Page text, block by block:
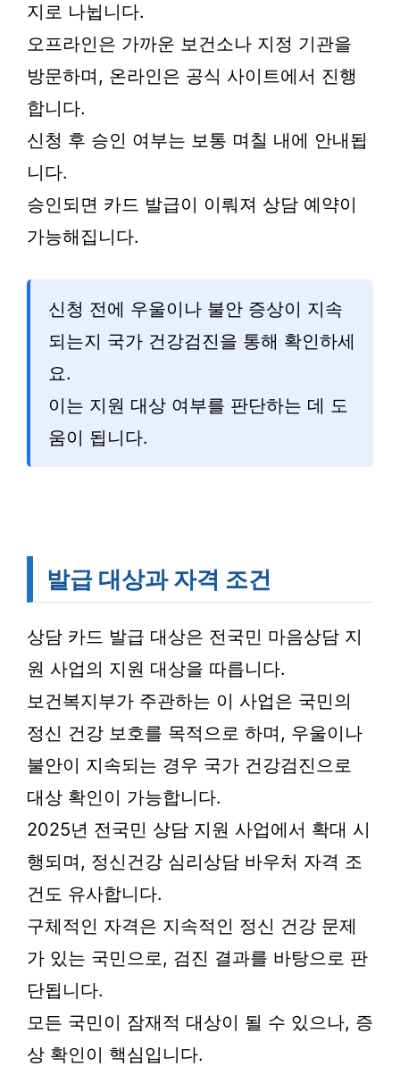
지로 나뉩니다.
오프라인은 가까운 보건소나 지정 기관을
방문하며, 온라인은 공식 사이트에서 진행
합니다.
신청 후 승인 여부는 보통 며칠 내에 안내됩
니다.
승인되면 카드 발급이 이뤄져 상담 예약이
가능해집니다.
신청 전에 우울이나 불안 증상이 지속
되는지 국가 건강검진을 통해 확인하세
요.
이는 지원 대상 여부를 판단하는 데 도
움이 됩니다.
발급 대상과 자격 조건
상담 카드 발급 대상은 전국민 마음상담 지
원 사업의 지원 대상을 따릅니다.
보건복지부가 주관하는 이 사업은 국민의
정신 건강 보호를 목적으로 하며, 우울이나
불안이 지속되는 경우 국가 건강검진으로
대상 확인이 가능합니다.
2025년 전국민 상담 지원 사업에서 확대 시
행되며, 정신건강 심리상담 바우처 자격 조
건도 유사합니다.
구체적인 자격은 지속적인 정신 건강 문제
가 있는 국민으로, 검진 결과를 바탕으로 판
단됩니다.
모든 국민이 잠재적 대상이 될 수 있으나, 증
상 확인이 핵심입니다.